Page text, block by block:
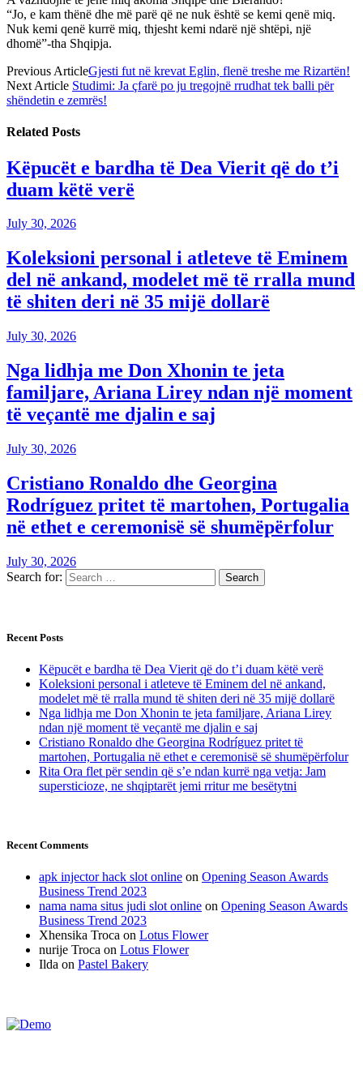
“Jo, e kam thënë dhe më parë që ne nuk është se kemi qenë miq.
Nuk kemi qenë kurrë miq, thjesht kemi ndarë një shtëpi, një
dhomë”-tha Shqipja.
Previous ArticleGjesti fut në krevat Eglin, flenë treshe me Rizartën!
Next Article Studimi: Ja çfarë po ju tregojnë rrudhat tek balli për
shëndetin e zemrës!
Related Posts
Këpucët e bardha të Dea Vierit që do t’i
duam këtë verë
July 30, 2026
Koleksioni personal i atleteve të Eminem
del në ankand, modelet më të rralla mund
të shiten deri në 35 mijë dollarë
July 30, 2026
Nga lidhja me Don Xhonin te jeta
familjare, Ariana Lirey ndan një moment
të veçantë me djalin e saj
July 30, 2026
Cristiano Ronaldo dhe Georgina
Rodríguez pritet të martohen, Portugalia
në ethet e ceremonisë së shumëpërfolur
July 30, 2026
Search for:
Recent Posts
Këpucët e bardha të Dea Vierit që do t’i duam këtë verë
Koleksioni personal i atleteve të Eminem del në ankand,
modelet më të rralla mund të shiten deri në 35 mijë dollarë
Nga lidhja me Don Xhonin te jeta familjare, Ariana Lirey
ndan një moment të veçantë me djalin e saj
Cristiano Ronaldo dhe Georgina Rodríguez pritet të
martohen, Portugalia në ethet e ceremonisë së shumëpërfolur
Rita Ora flet për sendin që s’e ndan kurrë nga vetja: Jam
supersticioze, ne shqiptarët jemi rritur me besëtytni
Recent Comments
apk injector hack slot online on Opening Season Awards
Business Trend 2023
nama nama situs judi slot online on Opening Season Awards
Business Trend 2023
Xhensika Troca on Lotus Flower
nurije Troca on Lotus Flower
Ilda on Pastel Bakery